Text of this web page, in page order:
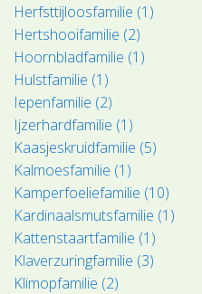
Herfsttijloosfamilie (1)
Hertshooifamilie (2)
Hoornbladfamilie (1)
Hulstfamilie (1)
Iepenfamilie (2)
Ijzerhardfamilie (1)
Kaasjeskruidfamilie (5)
Kalmoesfamilie (1)
Kamperfoeliefamilie (10)
Kardinaalsmutsfamilie (1)
Kattenstaartfamilie (1)
Klaverzuringfamilie (3)
Klimopfamilie (2)